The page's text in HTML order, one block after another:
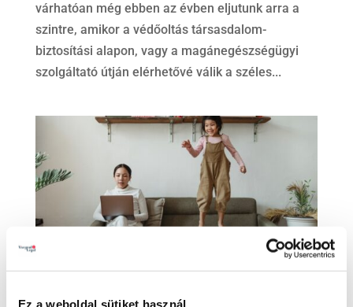
Ez a weboldal sütiket használ
várhatóan még ebben az évben eljutunk arra a
szintre, amikor a védőoltás társasdalom-
biztosítási alapon, vagy a magánegészségügyi
szolgáltató útján elérhetővé válik a széles...